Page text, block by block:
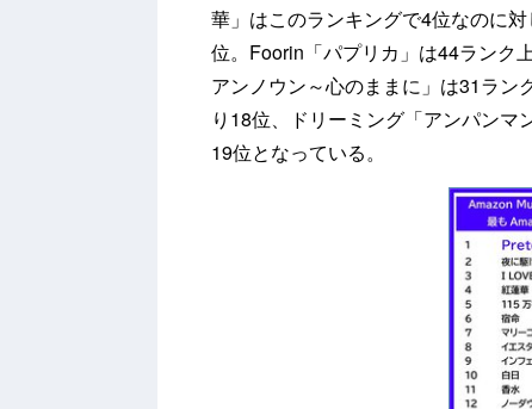
華」はこのランキングで4位なのに
位。Foorin「パプリカ」は44ランク
アンノウン～心のままに」は31ラン
り18位、ドリーミング「アンパン
19位となっている。